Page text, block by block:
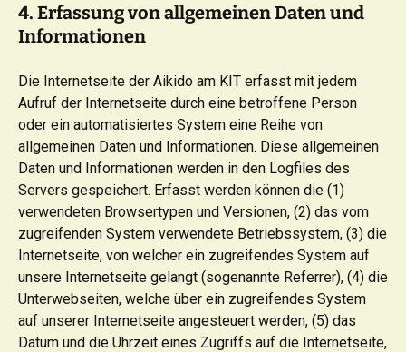
4. Erfassung von allgemeinen Daten und
Informationen
Die Internetseite der Aikido am KIT erfasst mit jedem
Aufruf der Internetseite durch eine betroffene Person
oder ein automatisiertes System eine Reihe von
allgemeinen Daten und Informationen. Diese allgemeinen
Daten und Informationen werden in den Logfiles des
Servers gespeichert. Erfasst werden können die (1)
verwendeten Browsertypen und Versionen, (2) das vom
zugreifenden System verwendete Betriebssystem, (3) die
Internetseite, von welcher ein zugreifendes System auf
unsere Internetseite gelangt (sogenannte Referrer), (4) die
Unterwebseiten, welche über ein zugreifendes System
auf unserer Internetseite angesteuert werden, (5) das
Datum und die Uhrzeit eines Zugriffs auf die Internetseite,